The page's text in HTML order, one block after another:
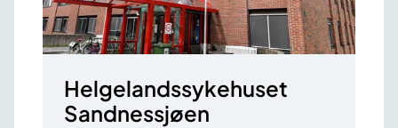
Helgelandssykehuset
Sandnessjøen